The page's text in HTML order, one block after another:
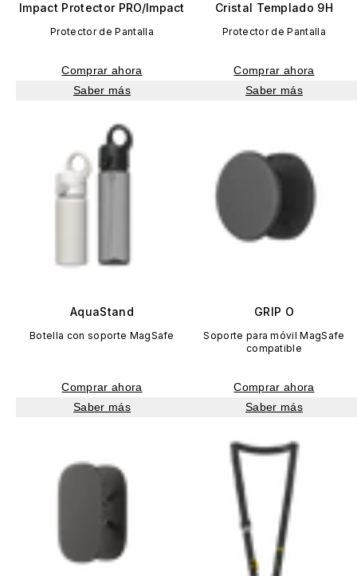
Impact Protector PRO/Impact
Protector de Pantalla
Comprar ahora
Saber más
Cristal Templado 9H
Protector de Pantalla
Comprar ahora
Saber más
AquaStand
Botella con soporte MagSafe
Comprar ahora
Saber más
GRIP O
Soporte para móvil MagSafe
compatible
Comprar ahora
Saber más